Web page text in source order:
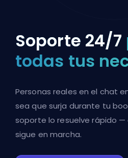
Soporte 24/7
todas tus
Personas reales en el chat
sea que surja durante tu
soporte lo resuelve rápido
sigue en marcha.